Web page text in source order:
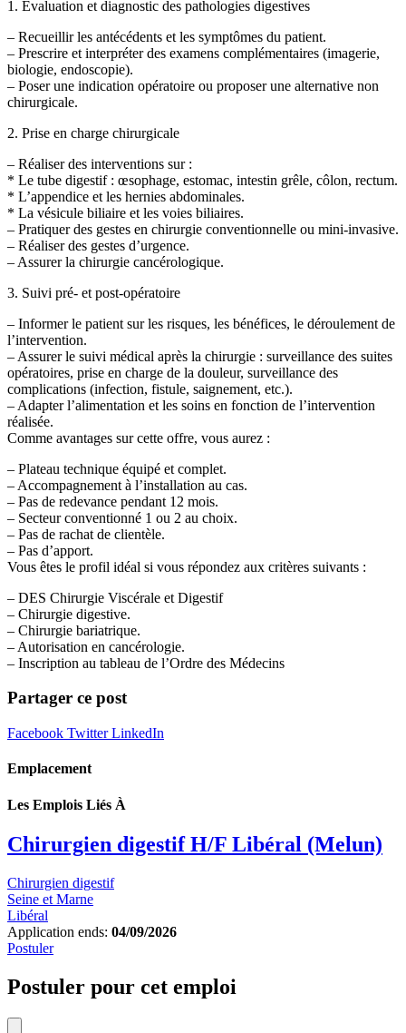
1. Évaluation et diagnostic des pathologies digestives
– Recueillir les antécédents et les symptômes du patient.
– Prescrire et interpréter des examens complémentaires (imagerie,
biologie, endoscopie).
– Poser une indication opératoire ou proposer une alternative non
chirurgicale.
2. Prise en charge chirurgicale
– Réaliser des interventions sur :
* Le tube digestif : œsophage, estomac, intestin grêle, côlon, rectum.
* L’appendice et les hernies abdominales.
* La vésicule biliaire et les voies biliaires.
– Pratiquer des gestes en chirurgie conventionnelle ou mini-invasive.
– Réaliser des gestes d’urgence.
– Assurer la chirurgie cancérologique.
3. Suivi pré- et post-opératoire
– Informer le patient sur les risques, les bénéfices, le déroulement de
l’intervention.
– Assurer le suivi médical après la chirurgie : surveillance des suites
opératoires, prise en charge de la douleur, surveillance des
complications (infection, fistule, saignement, etc.).
– Adapter l’alimentation et les soins en fonction de l’intervention
réalisée.
Comme avantages sur cette offre, vous aurez :
– Plateau technique équipé et complet.
– Accompagnement à l’installation au cas.
– Pas de redevance pendant 12 mois.
– Secteur conventionné 1 ou 2 au choix.
– Pas de rachat de clientèle.
– Pas d’apport.
Vous êtes le profil idéal si vous répondez aux critères suivants :
– DES Chirurgie Viscérale et Digestif
– Chirurgie digestive.
– Chirurgie bariatrique.
– Autorisation en cancérologie.
– Inscription au tableau de l’Ordre des Médecins
Partager ce post
Facebook TwitterLinkedIn
Emplacement
Les Emplois Liés À
Chirurgien digestif H/F Libéral (Melun)
Chirurgien digestif
Seine et Marne
Libéral
Application ends: 04/09/2026
Postuler
Postuler pour cet emploi